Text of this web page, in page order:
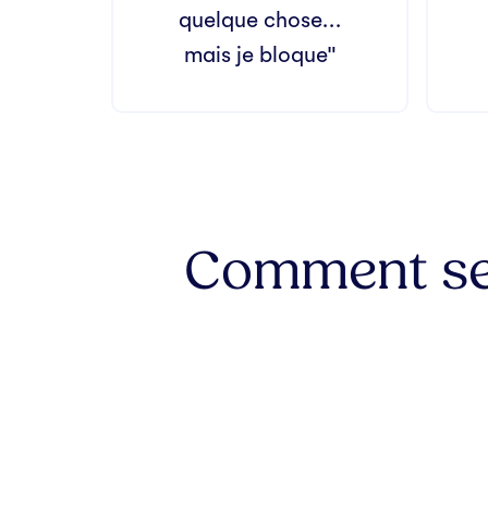
quelque chose…
mais je bloque"
Comment